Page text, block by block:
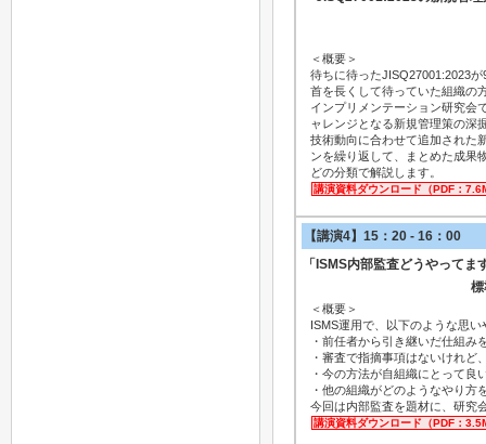
＜概要＞
待ちに待ったJISQ27001:2023
首を長くして待っていた組織の
インプリメンテーション研究会
ャレンジとなる新規管理策の深
技術動向に合わせて追加された
ンを繰り返して、まとめた成果
どの分類で解説します。
講演資料ダウンロード（PDF：
【講演4】15：20 - 16：00
「ISMS内部監査どうやってま
＜概要＞
ISMS運用で、以下のような思
・前任者から引き継いだ仕組
・審査で指摘事項はないけれど
・今の方法が自組織にとって良
・他の組織がどのようなやり方
今回は内部監査を題材に、研究
講演資料ダウンロード（PDF：